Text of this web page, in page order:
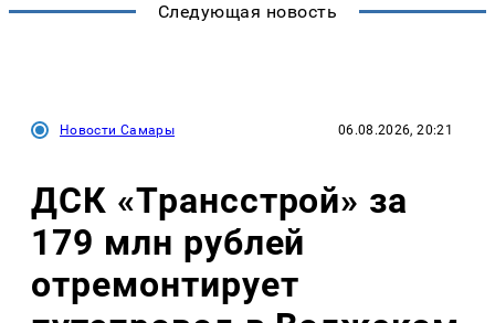
Следующая новость
Новости Самары 06.08.2026, 20:21
ДСК «Трансстрой» за
179 млн рублей
отремонтирует